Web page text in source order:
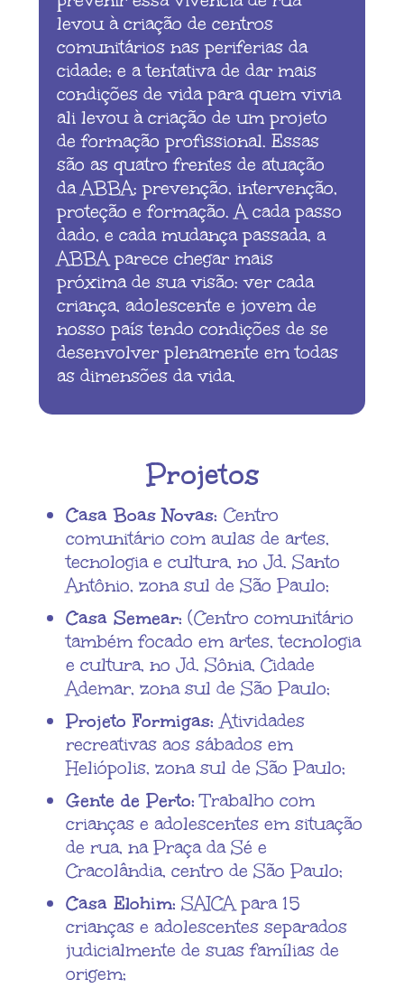
levou à criação de centros
comunitários nas periferias da
cidade; e a tentativa de dar mais
condições de vida para quem vivia
ali levou à criação de um projeto
de formação profissional. Essas
são as quatro frentes de atuação
da ABBA: prevenção, intervenção,
proteção e formação. A cada passo
dado, e cada mudança passada, a
ABBA parece chegar mais
próxima de sua visão: ver cada
criança, adolescente e jovem de
nosso país tendo condições de se
desenvolver plenamente em todas
as dimensões da vida.
Projetos
Casa Boas Novas: Centro
comunitário com aulas de artes,
tecnologia e cultura, no Jd. Santo
Antônio, zona sul de São Paulo;
Casa Semear: (Centro comunitário
também focado em artes, tecnologia
e cultura, no Jd. Sônia, Cidade
Ademar, zona sul de São Paulo;
Projeto Formigas: Atividades
recreativas aos sábados em
Heliópolis, zona sul de São Paulo;
Gente de Perto:Trabalho com
crianças e adolescentes em situação
de rua, na Praça da Sé e
Cracolândia, centro de São Paulo;
Casa Elohim: SAICA para 15
crianças e adolescentes separados
judicialmente de suas famílias de
origem;